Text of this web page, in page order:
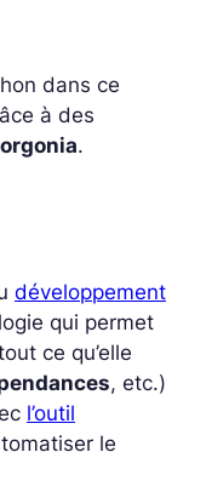
dans ce
à des
.
développement
qui permet
ce qu’elle
, etc.)
l’outil
le